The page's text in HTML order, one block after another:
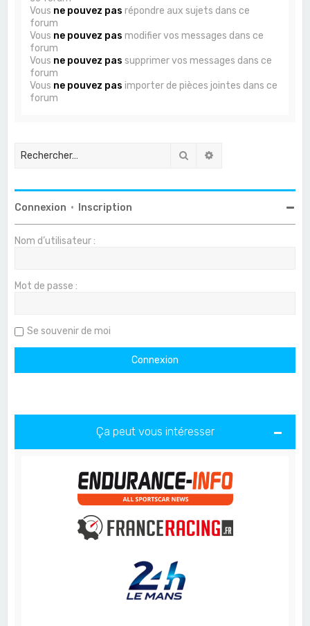
Vous ne pouvez pas répondre aux sujets dans ce
forum
Vous ne pouvez pas modifier vos messages dans ce
forum
Vous ne pouvez pas supprimer vos messages dans ce
forum
Vous ne pouvez pas importer de pièces jointes dans ce
forum
Rechercher
Connexion • Inscription
Nom d’utilisateur :
Mot de passe :
Se souvenir de moi
Ça peut vous intéresser